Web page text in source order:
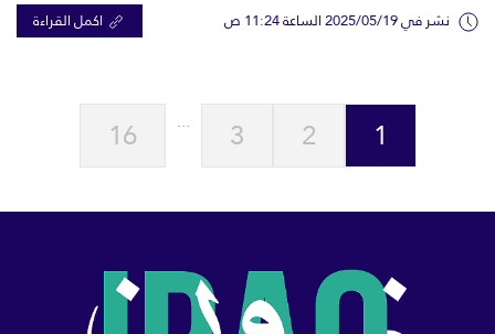
نشر في 2025/05/19 الساعة 11:24 ص اكمل القراءة
1
2
3
...
16